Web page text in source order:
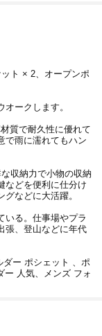
ト × 2、オープンポ
ークします。
質で耐久性に優れて
で雨に濡れてもハン
収納力で小物の収納
などを便利に仕分け
などに大活躍。
いる。仕事場やプラ
張、登山などに年代
ダー ポシェット 、ポ
ー 人気、メンズ フォ